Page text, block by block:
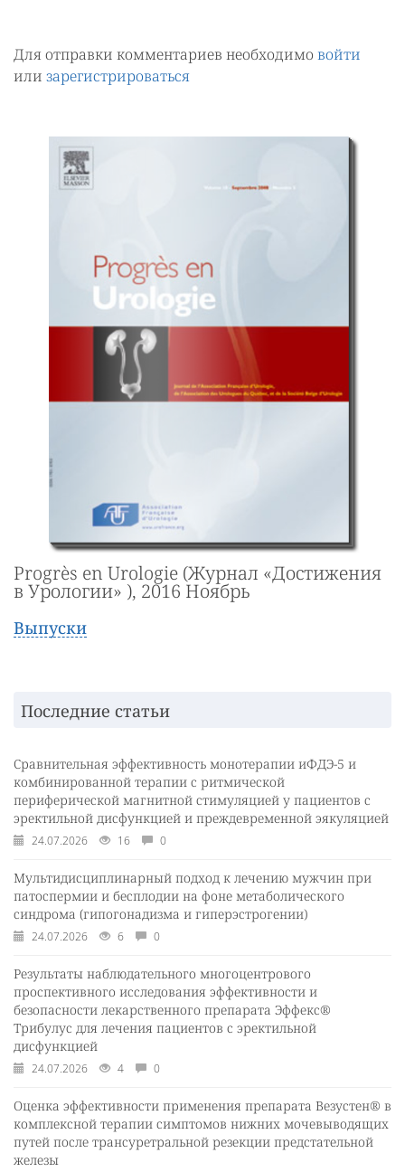
Для отправки комментариев необходимо войти
или зарегистрироваться
Progrès en Urologie (Журнал «Достижения
в Урологии» ), 2016 Ноябрь
Выпуски
Последние статьи
Сравнительная эффективность монотерапии иФДЭ-5 и
комбинированной терапии с ритмической
периферической магнитной стимуляцией у пациентов с
эректильной дисфункцией и преждевременной эякуляцией
24.07.2026 16 0
Мультидисциплинарный подход к лечению мужчин при
патоспермии и бесплодии на фоне метаболического
синдрома (гипогонадизма и гиперэстрогении)
24.07.2026 6 0
Результаты наблюдательного многоцентрового
проспективного исследования эффективности и
безопасности лекарственного препарата Эффекс®
Трибулус для лечения пациентов с эректильной
дисфункцией
24.07.2026 4 0
Оценка эффективности применения препарата Везустен® в
комплексной терапии симптомов нижних мочевыводящих
путей после трансуретральной резекции предстательной
железы